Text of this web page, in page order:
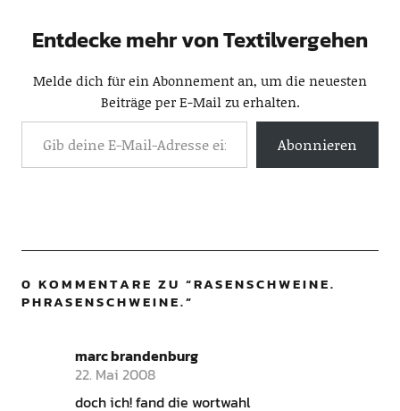
Entdecke mehr von Textilvergehen
Melde dich für ein Abonnement an, um die neuesten
Beiträge per E-Mail zu erhalten.
Abonnieren
0 KOMMENTARE ZU “RASENSCHWEINE.
PHRASENSCHWEINE.”
marc brandenburg
22. Mai 2008
doch ich! fand die wortwahl